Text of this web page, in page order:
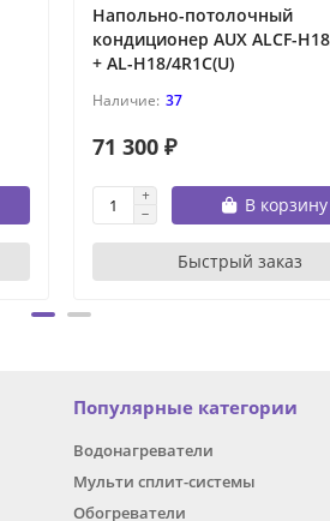
Напольно-потолочный
кондиционер AUX ALCF-
+ AL-H18/4R1C(U)
37
71 300 ₽
В корзину
Быстрый заказ
Популярные категории
Водонагреватели
Мульти сплит-системы
Обогреватели